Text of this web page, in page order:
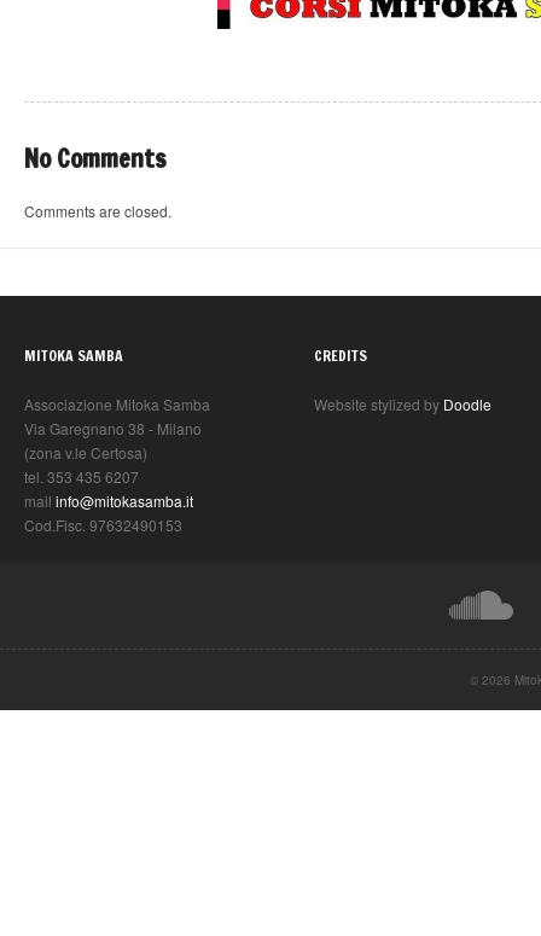
No Comments
Comments are closed.
MITOKA SAMBA
Associazione Mitoka Samba
Via Garegnano 38 - Milano
(zona v.le Certosa)
tel. 353 435 6207
mail info@mitokasamba.it
Cod.Fisc. 97632490153
CREDITS
Website stylized by Doodle
© 2026